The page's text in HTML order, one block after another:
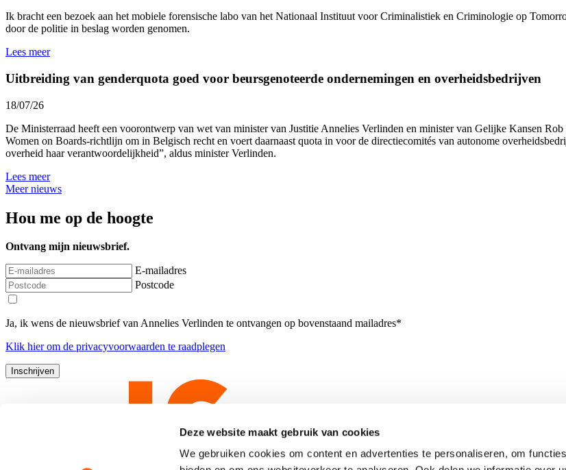
Deze website maakt gebruik van cookies
We gebruiken cookies om content en advertenties te personaliseren, om
Ik bracht een bezoek aan het mobiele forensische labo van het Nationaal Instituut voor Criminalistiek en Criminologie op
door de politie in beslag worden genomen.
Lees meer
Uitbreiding van genderquota goed voor beursgenoteerde ondernemingen en overheidsbedrijven
18/07/26
De Ministerraad heeft een voorontwerp van wet van minister van Justitie Annelies Verlinden en minister van Gelijke Kansen
Women on Boards-richtlijn om in Belgisch recht en voert daarnaast quota in voor de directiecomités van autonome
overheid haar verantwoordelijkheid”, aldus minister Verlinden.
Lees meer
Meer nieuws
Hou me op de hoogte
Ontvang mijn nieuwsbrief.
E-mailadres
Postcode
Ja, ik wens de nieuwsbrief van Annelies Verlinden te ontvangen op bovenstaand mailadres*
Klik hierom de privacyvoorwaarden te raadplegen